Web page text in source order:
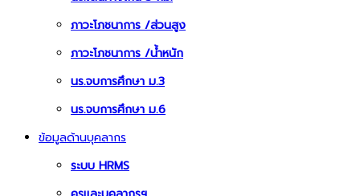
ภาวะโภชนาการ /ส่วนสูง
ภาวะโภชนาการ /น้ำหนัก
นร.จบการศึกษา ม.3
นร.จบการศึกษา ม.6
ข้อมูลด้านบุคลากร
ระบบ HRMS